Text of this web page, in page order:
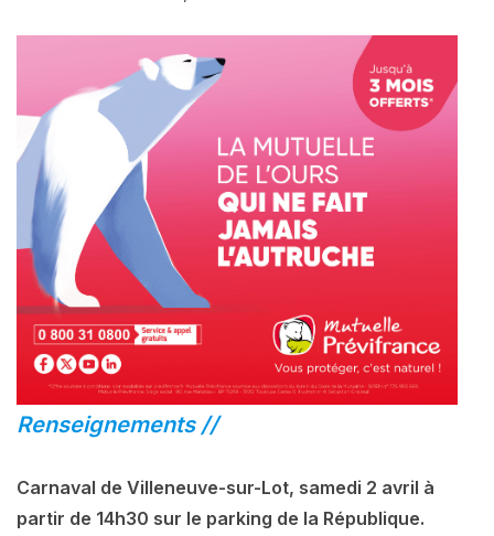
Renseignements //
Carnaval de Villeneuve-sur-Lot, samedi 2 avril à
partir de 14h30 sur le parking de la République.